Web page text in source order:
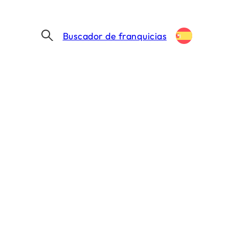
Buscador de franquicias
pollo asado: